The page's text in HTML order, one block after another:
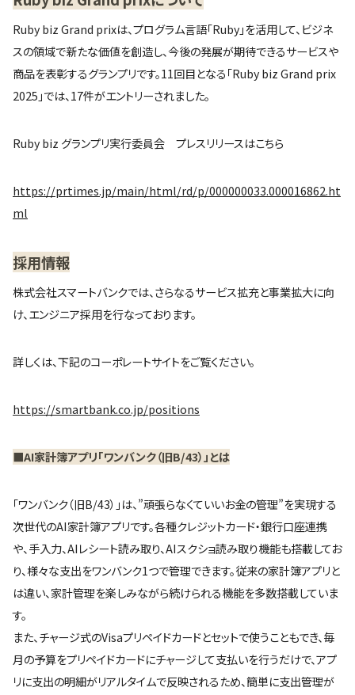
Ruby biz Grand prixは、プログラム言語「Ruby」を活用して、ビジネ
スの領域で新たな価値を創造し、今後の発展が期待できるサービスや
商品を表彰するグランプリです。11回目となる「Ruby biz Grand prix
2025」では、17件がエントリーされました。
Ruby biz グランプリ実行委員会 プレスリリースはこちら
https://prtimes.jp/main/html/rd/p/000000033.000016862.ht
ml
採用情報
株式会社スマートバンクでは、さらなるサービス拡充と事業拡大に向
け、エンジニア採用を行なっております。
詳しくは、下記のコーポレートサイトをご覧ください。
https://smartbank.co.jp/positions
■AI家計簿アプリ「ワンバンク（旧B/43）」とは
「ワンバンク（旧B/43）」は、”頑張らなくていいお金の管理”を実現する
次世代のAI家計簿アプリです。各種クレジットカード・銀行口座連携
や、手入力、AIレシート読み取り、AIスクショ読み取り機能も搭載してお
り、様々な支出をワンバンク1つで管理できます。従来の家計簿アプリと
は違い、家計管理を楽しみながら続けられる機能を多数搭載していま
す。
また、チャージ式のVisaプリペイドカードとセットで使うこともでき、毎
月の予算をプリペイドカードにチャージして支払いを行うだけで、アプ
リに支出の明細がリアルタイムで反映されるため、簡単に支出管理が